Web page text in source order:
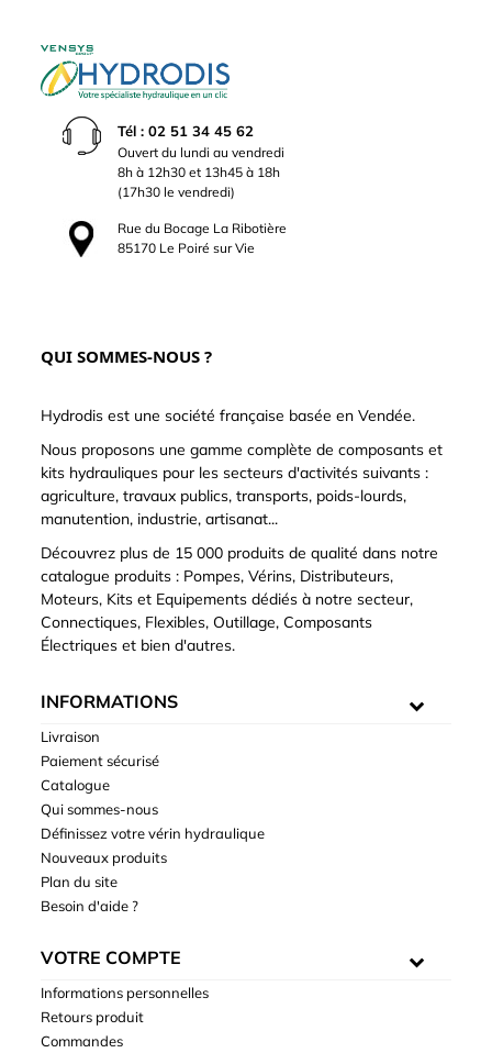
Tél : 02 51 34 45 62
Ouvert du lundi au vendredi
8h à 12h30 et 13h45 à 18h
(17h30 le vendredi)
Rue du Bocage La Ribotière
85170 Le Poiré sur Vie
QUI SOMMES-NOUS ?
Hydrodis est une société française basée en Vendée.
Nous proposons une gamme complète de composants et
kits hydrauliques pour les secteurs d'activités suivants :
agriculture, travaux publics, transports, poids-lourds,
manutention, industrie, artisanat...
Découvrez plus de 15 000 produits de qualité dans notre
catalogue produits : Pompes, Vérins, Distributeurs,
Moteurs, Kits et Equipements dédiés à notre secteur,
Connectiques, Flexibles, Outillage, Composants
Électriques et bien d'autres.
INFORMATIONS
Livraison
Paiement sécurisé
Catalogue
Qui sommes-nous
Définissez votre vérin hydraulique
Nouveaux produits
Plan du site
Besoin d'aide ?
VOTRE COMPTE
Informations personnelles
Retours produit
Commandes